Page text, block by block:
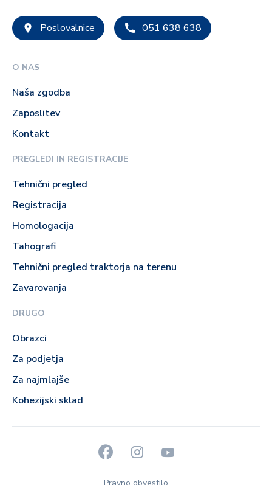
Poslovalnice 051 638 638
O NAS
Naša zgodba
Zaposlitev
Kontakt
PREGLEDI IN REGISTRACIJE
Tehnični pregled
Registracija
Homologacija
Tahografi
Tehnični pregled traktorja na terenu
Zavarovanja
DRUGO
Obrazci
Za podjetja
Za najmlajše
Kohezijski sklad